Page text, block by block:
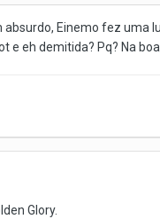
absurdo, Einemo fez
e eh demitida? Pq? Na
Glory.